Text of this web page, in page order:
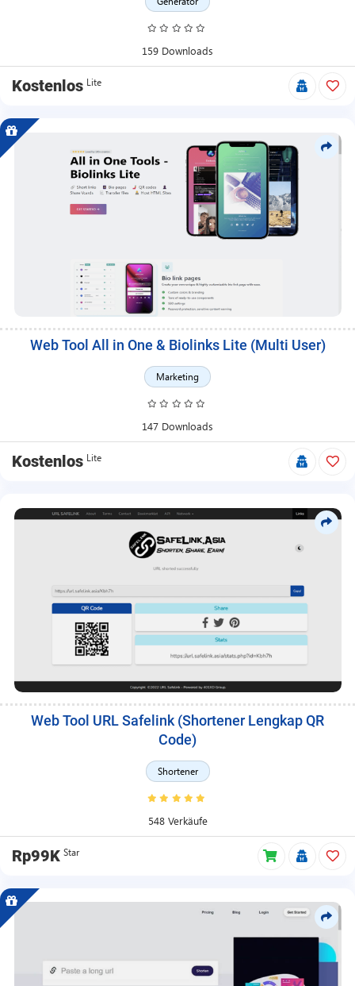
159 Downloads
Kostenlos Lite
Web Tool All in One & Biolinks Lite (Multi User)
Marketing
147 Downloads
Kostenlos Lite
Web Tool URL Safelink (Shortener Lengkap QR
Code)
Shortener
548 Verkäufe
Rp99K Star